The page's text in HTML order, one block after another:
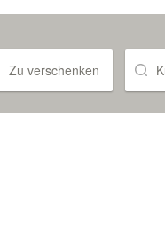
Zu verschenken